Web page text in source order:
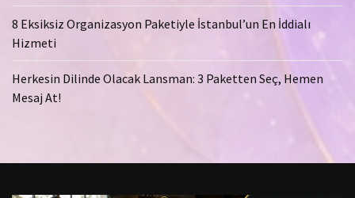
8 Eksiksiz Organizasyon Paketiyle İstanbul’un En İddialı
Hizmeti
Herkesin Dilinde Olacak Lansman: 3 Paketten Seç, Hemen
Mesaj At!